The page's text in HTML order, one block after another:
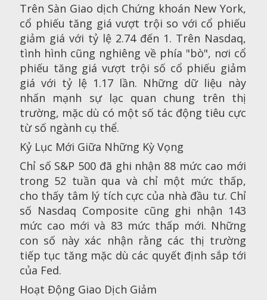
Trên Sàn Giao dịch Chứng khoán New York,
cổ phiếu tăng giá vượt trội so với cổ phiếu
giảm giá với tỷ lệ 2.74 đến 1. Trên Nasdaq,
tình hình cũng nghiêng về phía "bò", nơi cổ
phiếu tăng giá vượt trội số cổ phiếu giảm
giá với tỷ lệ 1.17 lần. Những dữ liệu này
nhấn mạnh sự lạc quan chung trên thị
trường, mặc dù có một số tác động tiêu cực
từ số ngành cụ thể.
Kỷ Lục Mới Giữa Những Kỳ Vọng
Chỉ số S&P 500 đã ghi nhận 88 mức cao mới
trong 52 tuần qua và chỉ một mức thấp,
cho thấy tâm lý tích cực của nhà đầu tư. Chỉ
số Nasdaq Composite cũng ghi nhận 143
mức cao mới và 83 mức thấp mới. Những
con số này xác nhận rằng các thị trường
tiếp tục tăng mặc dù các quyết định sắp tới
của Fed.
Hoạt Động Giao Dịch Giảm